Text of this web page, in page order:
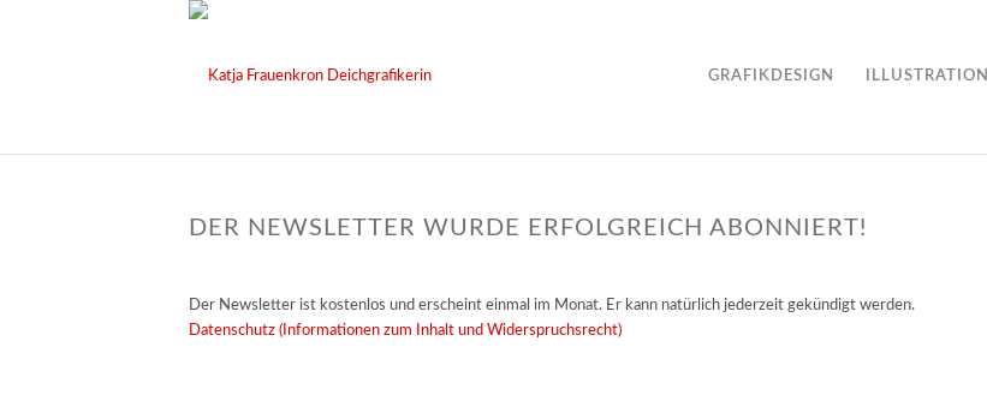
GRAFIKDESIGN ILLUSTRATION
DER NEWSLETTER WURDE ERFOLGREICH ABONNIERT!
Der Newsletter ist kostenlos und erscheint einmal im Monat. Er kann natürlich jederzeit gekündigt werden.
Datenschutz (Informationen zum Inhalt und Widerspruchsrecht)